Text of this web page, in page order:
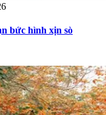
bức hình xịn sò